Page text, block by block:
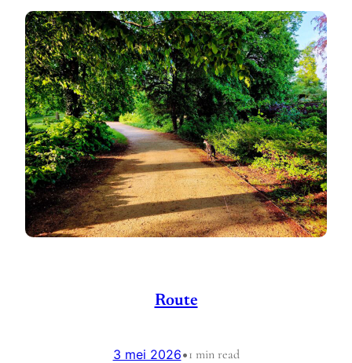
Route
3 mei 2026•1 min read